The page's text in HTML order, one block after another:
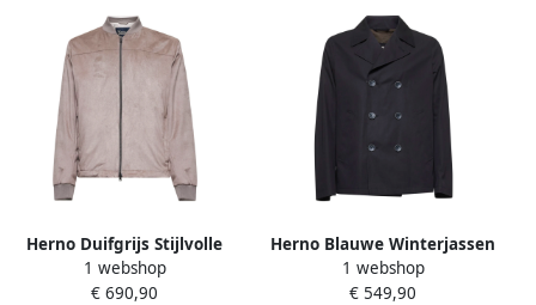
Herno Duifgrijs Stijlvolle
Jassen Gray Heren
1 webshop
€ 690,90
Herno Blauwe Winterjassen
Blue Heren
1 webshop
€ 549,90